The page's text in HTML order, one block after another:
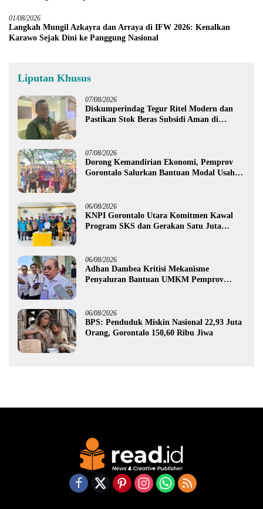
01/08/2026
Langkah Mungil Azkayra dan Arraya di IFW 2026: Kenalkan
Karawo Sejak Dini ke Panggung Nasional
Liputan Khusus
07/08/2026
Diskumperindag Tegur Ritel Modern dan
Pastikan Stok Beras Subsidi Aman di
07/08/2026
Dorong Kemandirian Ekonomi, Pemprov
Gorontalo Salurkan Bantuan Modal Usaha
06/08/2026
KNPI Gorontalo Utara Komitmen Kawal
Program SKS dan Gerakan Satu Juta
06/08/2026
Adhan Dambea Kritisi Mekanisme
Penyaluran Bantuan UMKM Pemprov
06/08/2026
BPS: Penduduk Miskin Nasional 22,93 Juta
Orang, Gorontalo 150,60 Ribu Jiwa